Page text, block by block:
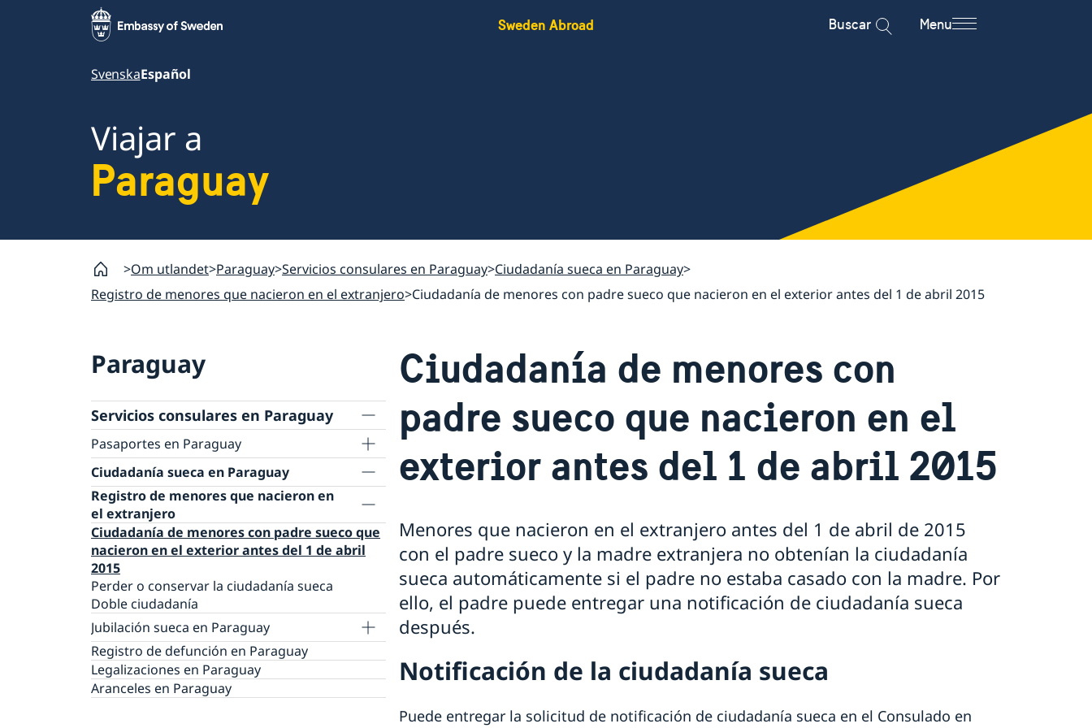
Sweden Abroad Buscar Menu
SvenskaEspañol
Viajar a
Paraguay
Om utlandet Paraguay Servicios consulares en Paraguay Ciudadanía sueca en Paraguay
Registro de menores que nacieron en el extranjero Ciudadanía de menores con padre sueco que nacieron en el exterior antes del 1 de abril 2015
Paraguay
Servicios consulares en Paraguay
Pasaportes en Paraguay
Pasaporte provisorio
Número de coordinación
Pérdida de pasaporte
Entrega de pasaporte o cédula de identidad
nacional
Ciudadanía sueca en Paraguay
Registro de menores que nacieron en
el extranjero
Ciudadanía de menores con padre sueco que
nacieron en el exterior antes del 1 de abril
2015
Perder o conservar la ciudadanía sueca
Doble ciudadanía
Jubilación sueca en Paraguay
Fe de vida en Paraguay
Registro de defunción en Paraguay
Legalizaciones en Paraguay
Aranceles en Paraguay
Ciudadanía de menores con
padre sueco que nacieron en el
exterior antes del 1 de abril 2015
Menores que nacieron en el extranjero antes del 1 de abril de 2015
con el padre sueco y la madre extranjera no obtenían la ciudadanía
sueca automáticamente si el padre no estaba casado con la madre. Por
ello, el padre puede entregar una notificación de ciudadanía sueca
después.
Notificación de la ciudadanía sueca
Puede entregar la solicitud de notificación de ciudadanía sueca en el Consulado en